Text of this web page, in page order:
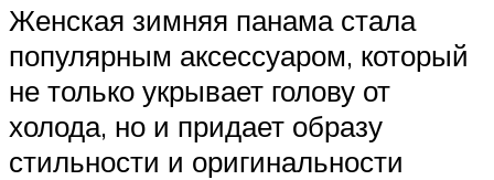
Женская зимняя панама стала
популярным аксессуаром, который
не только укрывает голову от
холода, но и придает образу
стильности и оригинальности